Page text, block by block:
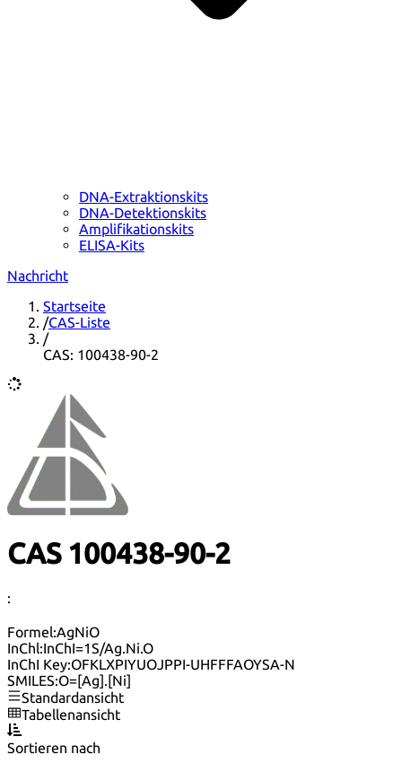
DNA-Extraktionskits
DNA-Detektionskits
Amplifikationskits
ELISA-Kits
Nachricht
Startseite
/CAS-Liste
/
CAS: 100438-90-2
CAS 100438-90-2
:
Formel:AgNiO
InChl:InChI=1S/Ag.Ni.O
InChI Key:OFKLXPIYUOJPPI-UHFFFAOYSA-N
SMILES:O=[Ag].[Ni]
Standardansicht
Tabellenansicht
Sortieren nach